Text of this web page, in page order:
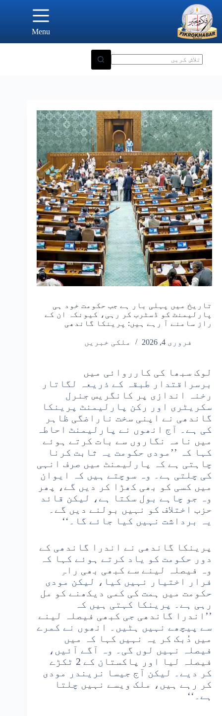
content
Menu
تاریخ میں پہلی بار ہے جب حکومت خود ہی
پارلیمنٹ کو ڈسٹرب کر رہی، کیونکہ ان کے
راز سامنے آ رہے ہیں: پرینکا گاندھی
فروری 4, 2026 ملکی خبریں
لوک سبھا کی کارروائی میں
برسراقتدار طبقہ کے ذریعہ لگاتار
رخنہ اندازی پر کانگریس جنرل
سکریٹری اور رکن پارلیمنٹ پرینکا
گاندھی نے اپنی سخت ناراضگی ظاہر
کی ہے۔ آج انھوں نے پارلیمنٹ احاطہ
میں نامہ نگاروں سے بات کرتے ہوئے
کہا کہ ’’مودی حکومت یہ ثابت کرنا
چاہتی ہے کہ پارلیمنٹ میں صرف انہی
کی چلتی ہے۔ وہ سوچتے ہیں کہ ایوان
میں کسی کو بھی کھڑا کر دیں گے، پھر
وہ جو چاہے بول سکتا ہے، لیکن قائد
حزب اختلاف کو نہیں بولنے دیں گے۔
یہ برداشت نہیں کیا جائے گا۔‘‘
پرینکا گاندھی نے اندرا گاندھی کے
دور حکومت کو یاد کرتے ہوئے کہا کہ
وہ فیصلہ لینے سے کبھی بھی راہِ
فرار اختیار نہیں کیا، لیکن مودی
حکومت میں ہمت کی کمی دیکھنے کو مل
رہی ہے۔ پرینکا کہتی ہیں کہ
’’اندرا گاندھی جی کبھی فیصلہ لینے
سے پیچھے نہیں ہٹیں۔ انھوں نے کمرے
میں دُبک کر یہ نہیں کہا کہ میں
فیصلہ نہیں لوں گی۔ وہ آگے آئیں،
فیصلہ لیا اور پاکستان کے 2 ٹکڑے
کر دیے۔ لیکن آج جیسا نریندر مودی
کر رہے ہیں، ملک ویسے نہیں چلتا
ہے۔‘‘